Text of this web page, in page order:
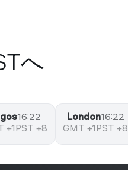
へ
16:22
+1PST +8
London16:22
GMT +1PST +8